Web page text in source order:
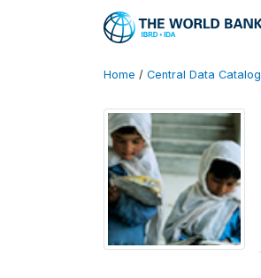
Home / Central Data Catalog